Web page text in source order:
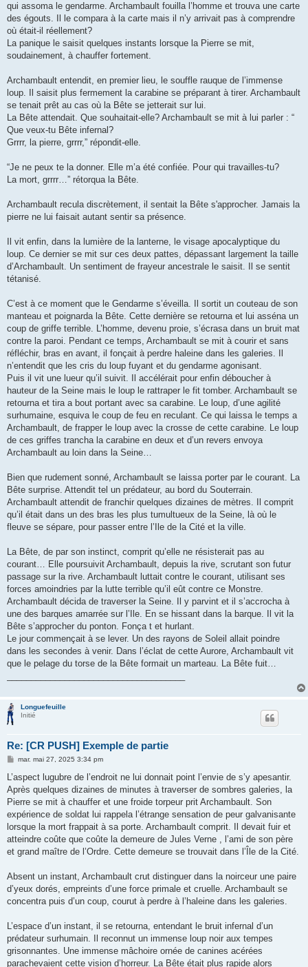
qui assoma le gendarme. Archambault fouilla l’homme et trouva une carte
des égouts. Il le compara à la carte mais il n’y arrivait pas à comprendre
où était-il réellement?
La panique le saisit quelques instants lorsque la Pierre se mit,
soudainement, à chauffer fortement.
Archambault entendit, en premier lieu, le souffle rauque de l’immense
loup. Il saisit plus fermement la carabine se préparant à tirer. Archambault
se tenait prêt au cas où la Bête se jetterait sur lui.
La Bête attendait. Que souhaitait-elle? Archambault se mit à lui parler : “
Que veux-tu Bête infernal?
Grrrr, la pierre, grrrr,” répondit-elle.
“Je ne peux te la donner. Elle m’a été confiée. Pour qui travailles-tu?
La mort, grrrr…” rétorqua la Bête.
Archambault recula discrètement, il sentait la Bête s'approcher. Jamais la
pierre ne lui faisait autant sentir sa présence.
Il vit enfin, dans la lumière de la lanterne, le visage apocalyptique du
loup. Ce dernier se mit sur ces deux pattes, dépassant largement la taille
d’Archambault. Un sentiment de frayeur ancestrale le saisit. Il se sentit
tétanisé.
C’est à ce moment que le Gendarme s’éveilla. Il sortit un couteau de son
manteau et poignarda la Bête. Cette dernière se retourna et lui asséna un
coup de griffe terrible. L’homme, devenu proie, s’écrasa dans un bruit mat
contre la paroi. Pendant ce temps, Archambault se mit à courir et sans
réfléchir, bras en avant, il fonçait à perdre haleine dans les galeries. Il
n’entendit que les cris du loup fuyant et du gendarme agonisant.
Puis il vit une lueur qu’il suivit. Il accélérait pour enfin déboucher à
hauteur de la Seine mais le loup le rattraper le fit tomber. Archambault se
retourna et tira a bout portant avec sa carabine. Le loup, d’une agilité
surhumaine, esquiva le coup de feu en reculant. Ce qui laissa le temps a
Archambault, de frapper le loup avec la crosse de cette carabine. Le loup
de ces griffes trancha la carabine en deux et d’un revers envoya
Archambault au loin dans la Seine…
Bien que rudement sonné, Archambault se laissa porter par le courant. La
Bête surprise. Attendit tel un prédateur, au bord du Souterrain.
Archambault attendit de franchir quelques dizaines de mètres. Il comprit
qu’il était dans un des bras les plus tumultueux de la Seine, là où le
fleuve se sépare, pour passer entre l’Ile de la Cité et la ville.
La Bête, de par son instinct, comprit qu’elle ne résisterait pas au
courant… Elle poursuivit Archambault, depuis la rive, scrutant son futur
passage sur la rive. Archambault luttait contre le courant, utilisant ses
forces amoindries par la lutte terrible qu’il eût contre ce Monstre.
Archambault décida de traverser la Seine. Il y parvint et il s’accrocha à
une des barques amarrée sur l’Ile. En se hissant dans la barque. Il vit la
Bête s’approcher du ponton. Fonça t et hurlant.
Le jour commençait à se lever. Un des rayons de Soleil allait poindre
dans les secondes à venir. Dans l’éclat de cette Aurore, Archambault vit
que le pelage du torse de la Bête formait un marteau. La Bête fuit…
Longuefeuille
Initié
Re: [CR PUSH] Exemple de partie
M
s
a
g
mar. mai 27, 2025 3:34 pm
L’aspect lugubre de l’endroit ne lui donnait point l’envie de s’y apesantir.
Après quelques dizaines de minutes à traverser de sombres galeries, la
Pierre se mit à chauffer et une froide torpeur prit Archambault. Son
expérience de soldat lui rappela l’étrange sensation de peur galvanisante
lorsque la mort frappait à sa porte. Archambault comprit. Il devait fuir et
atteindre coûte que coûte la demeure de Jules Verne , l’ami de son père
et grand maître de l’Ordre. Cette demeure se trouvait dans l’Île de la Cité.
Absent un instant, Archambault crut distinguer dans la noirceur une paire
d’yeux dorés, empreints d’une force primale et cruelle. Archambault se
concentra puis d’un coup, courut à perdre à l’haleine dans les galeries.
L’espace d’un instant, il se retourna, entendant le bruit infernal d’un
prédateur surhumain. Il reconnut un immense loup noir aux tempes
grisonnantes. Une immense mâchoire ornée de canines acérées
parachevaient cette vision d’horreur. La Bête était plus rapide alors